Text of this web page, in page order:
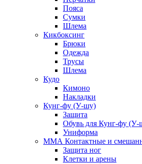
Пояса
Сумки
Шлема
Кикбоксинг
Брюки
Одежда
Трусы
Шлема
Кудо
Кимоно
Накладки
Кунг-фу (У-шу)
Защита
Обувь для Кунг-фу (У-
Униформа
ММА Контактные и
Защита ног
Клетки и арены